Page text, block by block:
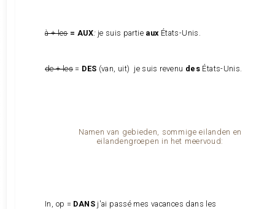
à + les = AUX:je suis partie aux États-Unis.
de + les = DES (van, uit) je suis revenu des États-Unis.
Namen van gebieden, sommige eilanden en
eilandengroepen in het meervoud:
In, op = DANS j'ai passé mes vacances dans les